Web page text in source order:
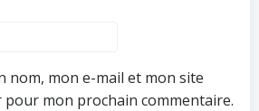
nom, mon e-mail et mon site
mon prochain commentaire.